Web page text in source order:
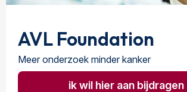
AVL Foundation
Meer onderzoek minder kanker
ik wil hier aan bijdragen